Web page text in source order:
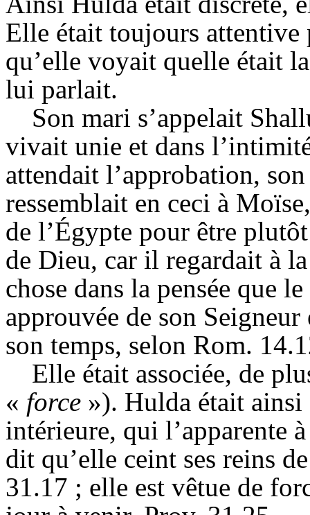
Elle était toujours attentive
qu’elle voyait quelle était
lui parlait.
Son mari s’appelait
vivait unie et dans
attendait l’approbation,
ressemblait en ceci à
de l’Égypte pour être
de Dieu, car il regardait à
chose dans la pensée que
approuvée de son
son temps, selon Rom.
Elle était associée, de
« force »). Hulda était ainsi
intérieure, qui l’apparente
dit qu’elle ceint ses reins
31.17 ; elle est vêtue de